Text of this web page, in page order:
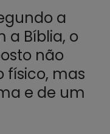
a
a Bíblia, o
não
físico, mas
e de um